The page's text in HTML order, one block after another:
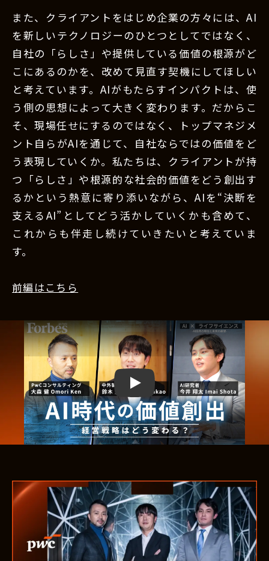
また、クライアントをはじめ企業の方々には、AI
を新しいテクノロジーのひとつとしてではなく、
自社の「らしさ」や提供している価値の根源がど
こにあるのかを、改めて見直す契機にしてほしい
と考えています。AIがもたらすインパクトは、使
う側の思想によって大きく変わります。だからこ
そ、現場任せにするのではなく、トップマネジメ
ント自らがAIを通じて、自社ならではの価値をど
う表現していくか。私たちは、クライアントが持
つ「らしさ」や根源的な社会的価値をどう創出す
るかという熱意に寄り添いながら、AIを“決断を
支えるAI”としてどう活かしていくかも含めて、
これからも伴走し続けていきたいと考えていま
す。
前編はこちら